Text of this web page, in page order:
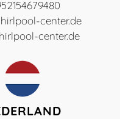
center.de
center.de